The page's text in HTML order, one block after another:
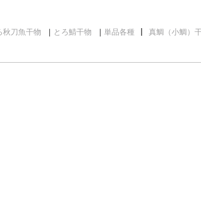
秋刀魚干物 ｜ とろ鯖干物 ｜ 単品各種 真鯛（小鯛）